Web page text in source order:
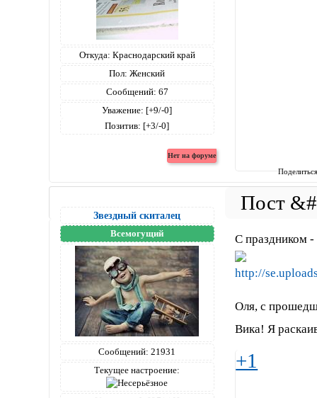
Откуда: Краснодарский край
Пол: Женский
Сообщений: 67
Уважение: [+9/-0]
Позитив: [+3/-0]
Звездный скиталец
Всемогущий
Сообщений: 21931
Текущее настроение:
С праздником
Оля, с
Вика! Я
+1